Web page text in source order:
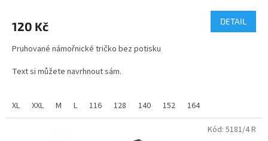
je
z
hvězdiček.
120 Kč DETAIL
Pruhované námořnické tričko bez potisku
Text si můžete navrhnout sám.
XL
XXL M L 116 128 140 152 164
Kód: 5181/4 R